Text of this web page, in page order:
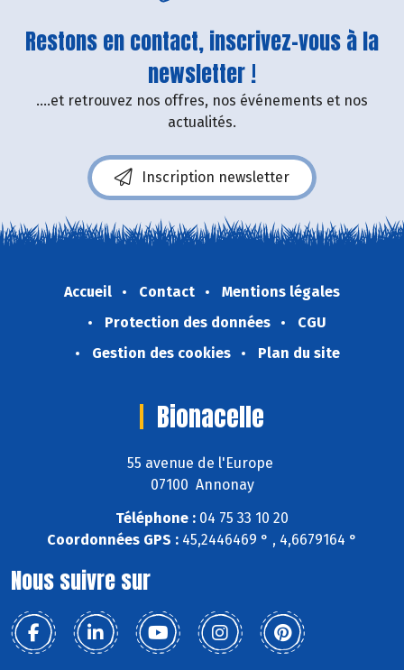
Restons en contact, inscrivez-vous à la
newsletter !
....et retrouvez nos offres, nos événements et nos
actualités.
Inscription newsletter
Accueil Contact
Mentions légales
Protection des données
CGU
Gestion des cookies
Plan du site
Bionacelle
55 avenue de l'Europe
07100 Annonay
Téléphone : 04 75 33 10 20
Coordonnées GPS : 45,2446469 ° , 4,6679164 °
Nous suivre sur